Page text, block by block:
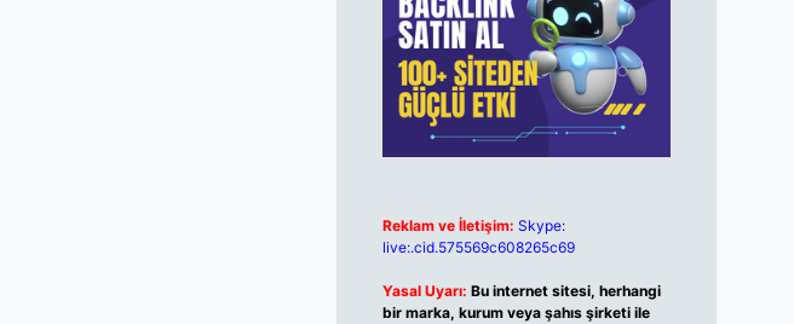
Reklam ve İletişim: Skype:
live:.cid.575569c608265c69
Yasal Uyarı: Bu internet sitesi, herhangi
bir marka, kurum veya şahıs şirketi ile